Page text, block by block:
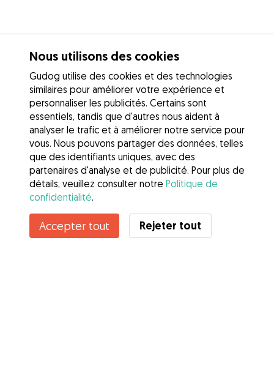
Nous utilisons des cookies
Gudog utilise des cookies et des technologies
similaires pour améliorer votre expérience et
personnaliser les publicités. Certains sont
essentiels, tandis que d'autres nous aident à
analyser le trafic et à améliorer notre service pour
vous. Nous pouvons partager des données, telles
que des identifiants uniques, avec des
partenaires d'analyse et de publicité. Pour plus de
détails, veuillez consulter notre Politique de
confidentialité.
Accepter tout Rejeter tout